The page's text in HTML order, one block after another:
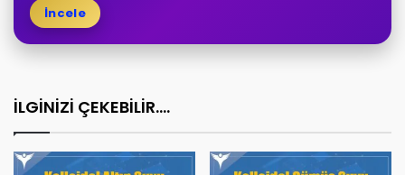
İncele
İLGİNİZİ ÇEKEBİLİR....